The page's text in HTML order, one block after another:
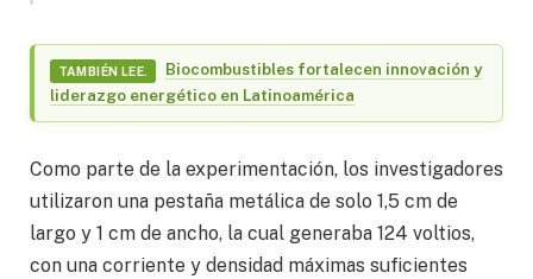
TAMBIÉN LEE.
Biocombustibles fortalecen innovación y
liderazgo energético en Latinoamérica
Como parte de la experimentación, los investigadores
utilizaron una pestaña metálica de solo 1,5 cm de
largo y 1 cm de ancho, la cual generaba 124 voltios,
con una corriente y densidad máximas suficientes